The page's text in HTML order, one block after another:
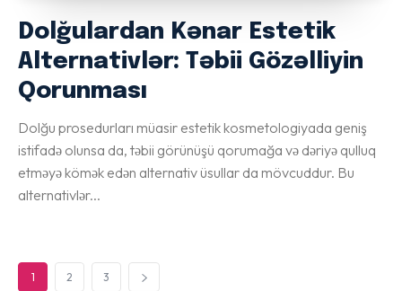
Dolğulardan Kənar Estetik
Alternativlər: Təbii Gözəlliyin
Qorunması
Dolğu prosedurları müasir estetik kosmetologiyada geniş
istifadə olunsa da, təbii görünüşü qorumağa və dəriyə qulluq
etməyə kömək edən alternativ üsullar da mövcuddur. Bu
alternativlər...
1 2 3